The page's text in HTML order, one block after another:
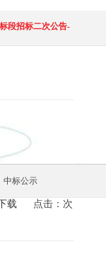
段招标二次公告-
中标公示
载
点击：次